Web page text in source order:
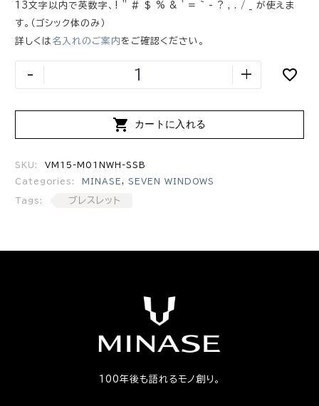
13文字以内で英数字、! " # $ % & ' = ~ - ? , . / _ が使えま
す。（ゴシック体のみ）
詳しくは 名入れのご案内 をご確認ください。
- +
 カートに入れる
SKU: VM15-M01NWH-SSB
Categories: MINASE, SEVEN WINDOWS
Tags: ブレスレット
100年後も語れるモノ創り。